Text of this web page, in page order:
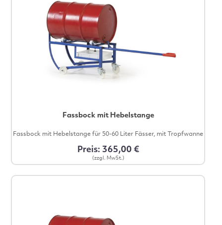
Fassbock mit Hebelstange
Fassbock mit Hebelstange für 50-60 Liter Fässer, mit Tropfwanne
Preis: 365,00 €
(zzgl. MwSt.)